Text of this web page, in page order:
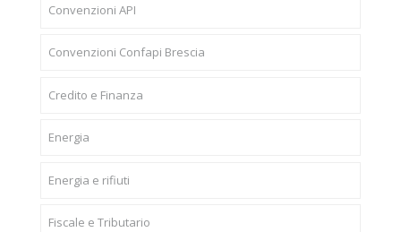
Convenzioni API
Convenzioni Confapi Brescia
Credito e Finanza
Energia
Energia e rifiuti
Fiscale e Tributario